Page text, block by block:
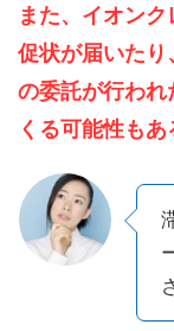
また、イオン
促状が届いたり
の委託が行わ
くる可能性もあ